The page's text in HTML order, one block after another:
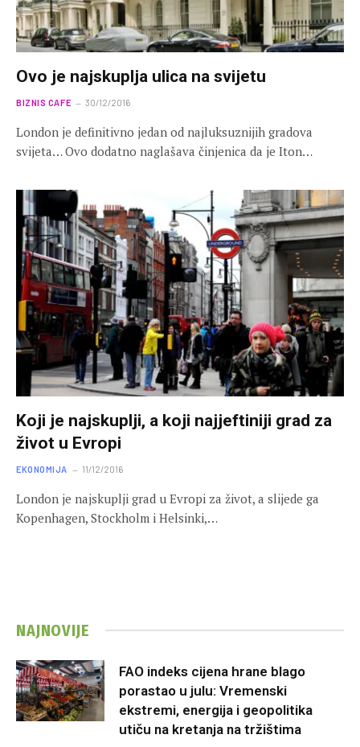
Ovo je najskuplja ulica na svijetu
BIZNIS CAFE 30/12/2016
London je definitivno jedan od najluksuznijih gradova
svijeta… Ovo dodatno naglašava činjenica da je Iton…
Koji je najskuplji, a koji najjeftiniji grad za
život u Evropi
EKONOMIJA 11/12/2016
London je najskuplji grad u Evropi za život, a slijede ga
Kopenhagen, Stockholm i Helsinki,…
NAJNOVIJE
FAO indeks cijena hrane blago
porastao u julu: Vremenski
ekstremi, energija i geopolitika
utiču na kretanja na tržištima